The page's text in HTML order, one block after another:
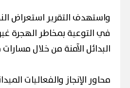
واستهدف التقرير استعراض
في التوعية بمخاطر الهجرة
البدائل الآمنة من خلال
محاور الإنجاز والفعاليات